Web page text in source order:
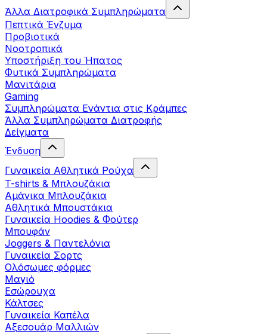
Άλλα Διατροφικά Συμπληρώματα
Πεπτικά Ένζυμα
Προβιοτικά
Νοοτροπικά
Υποστήριξη του Ήπατος
Φυτικά Συμπληρώματα
Μανιτάρια
Gaming
Συμπληρώματα Ενάντια στις Κράμπες
Άλλα Συμπληρώματα Διατροφής
Δείγματα
Ένδυση
Γυναικεία Αθλητικά Ρούχα
T-shirts & Μπλουζάκια
Αμάνικα Μπλουζάκια
Aθλητικά Μπουστάκια
Γυναικεία Hoodies & Φούτερ
Μπουφάν
Joggers & Παντελόνια
Γυναικεία Σορτς
Ολόσωμες φόρμες
Μαγιό
Εσώρουχα
Κάλτσες
Γυναικεία Καπέλα
Αξεσουάρ Μαλλιών